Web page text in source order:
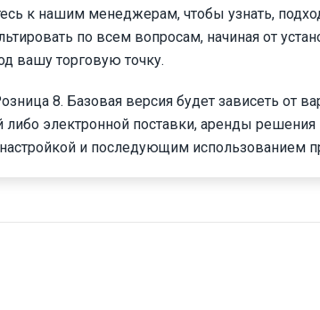
к нашим менеджерам, чтобы узнать,
по всем вопросам, начиная от
вашу торговую точку.
8. Базовая версия будет зависеть от
либо электронной поставки, аренды
и последующим использованием